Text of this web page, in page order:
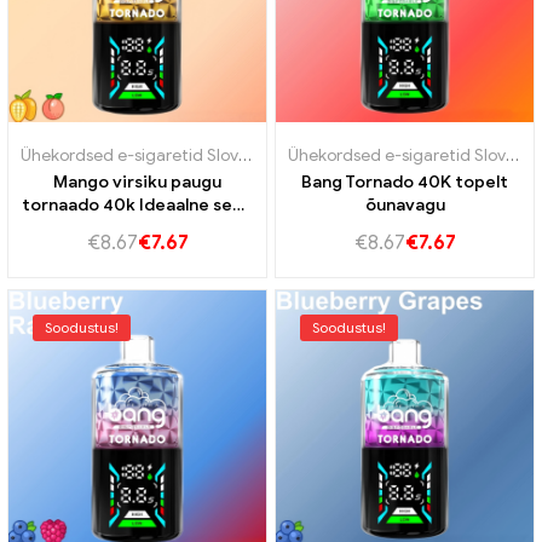
Ühekordsed e-sigaretid Slovakkia
Ühekordsed e-sigaretid
Mango virsiku paugu
tornaado 40k Ideaalne segu
mahlast virsikust
€8.67€7.67
Ühekordsed e-sigaretid Slovakkia
Bang Tornado 40K topelt
õunavagu
€8.67€7.67
Soodustus! Soodustus!